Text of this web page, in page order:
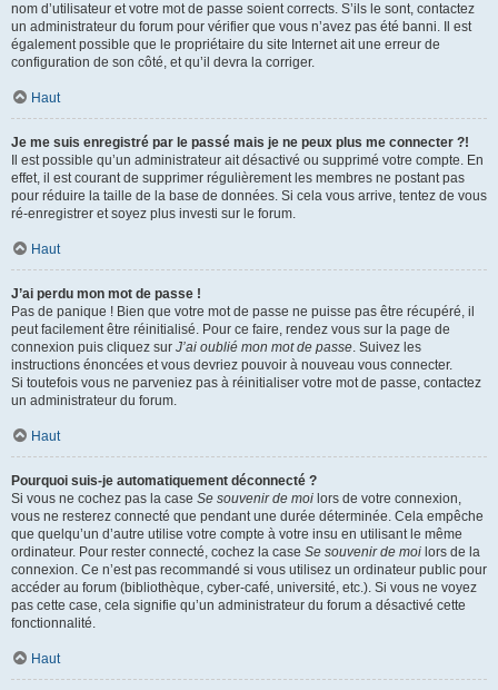
nom d’utilisateur et votre mot de passe soient corrects. S’ils le sont, contactez
un administrateur du forum pour vérifier que vous n’avez pas été banni. Il est
également possible que le propriétaire du site Internet ait une erreur de
configuration de son côté, et qu’il devra la corriger.
Haut
Je me suis enregistré par le passé mais je ne peux plus me connecter ?!
Il est possible qu’un administrateur ait désactivé ou supprimé votre compte. En
effet, il est courant de supprimer régulièrement les membres ne postant pas
pour réduire la taille de la base de données. Si cela vous arrive, tentez de vous
ré-enregistrer et soyez plus investi sur le forum.
Haut
J’ai perdu mon mot de passe !
Pas de panique ! Bien que votre mot de passe ne puisse pas être récupéré, il
peut facilement être réinitialisé. Pour ce faire, rendez vous sur la page de
connexion puis cliquez sur J’ai oublié mon mot de passe. Suivez les
instructions énoncées et vous devriez pouvoir à nouveau vous connecter.
Si toutefois vous ne parveniez pas à réinitialiser votre mot de passe, contactez
un administrateur du forum.
Haut
Pourquoi suis-je automatiquement déconnecté ?
Si vous ne cochez pas la case Se souvenir de moi lors de votre connexion,
vous ne resterez connecté que pendant une durée déterminée. Cela empêche
que quelqu’un d’autre utilise votre compte à votre insu en utilisant le même
ordinateur. Pour rester connecté, cochez la case Se souvenir de moi lors de la
connexion. Ce n’est pas recommandé si vous utilisez un ordinateur public pour
accéder au forum (bibliothèque, cyber-café, université, etc.). Si vous ne voyez
pas cette case, cela signifie qu’un administrateur du forum a désactivé cette
fonctionnalité.
Haut